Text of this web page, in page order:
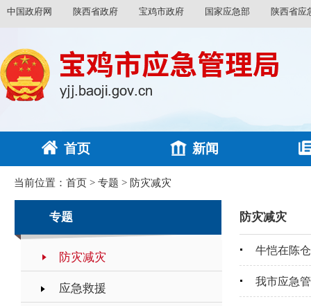
中国政府网 陕西省政府 宝鸡市政府 国家应急部 陕西省应
首页 新闻
当前位置： 首页 > 专题 > 防灾减灾
专题
防灾减灾
应急救援
防灾减灾
牛恺在陈
我市应急